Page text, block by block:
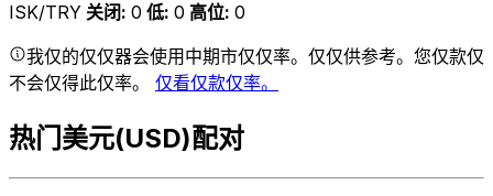
ISK/TRY 关闭: 0 低: 0 高位: 0
我仅的仅仅器会使用中期市仅仅率。仅仅供参考。您仅款仅
不会仅得此仅率。 仅看仅款仅率。
热门美元(USD)配对